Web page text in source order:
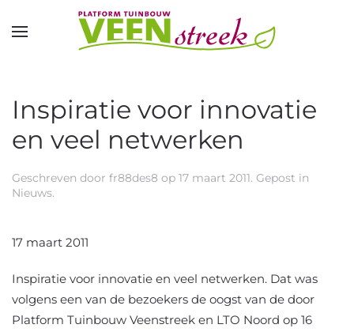
Overslaan en naar de inhoud gaan
Inspiratie voor innovatie
en veel netwerken
Geschreven door fr88des8 op 17 maart 2011. Gepost in
Nieuws.
17 maart 2011
Inspiratie voor innovatie en veel netwerken. Dat was
volgens een van de bezoekers de oogst van de door
Platform Tuinbouw Veenstreek en LTO Noord op 16